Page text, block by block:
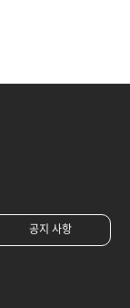
공지 사항